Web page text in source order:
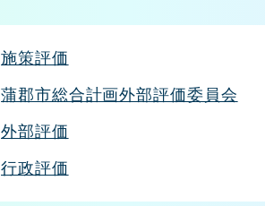
施策評価
蒲郡市総合計画外部評価委員会
外部評価
行政評価